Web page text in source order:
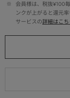
※
会員様は、税抜¥100
ンクが上がると還元
サービスの詳細はこち